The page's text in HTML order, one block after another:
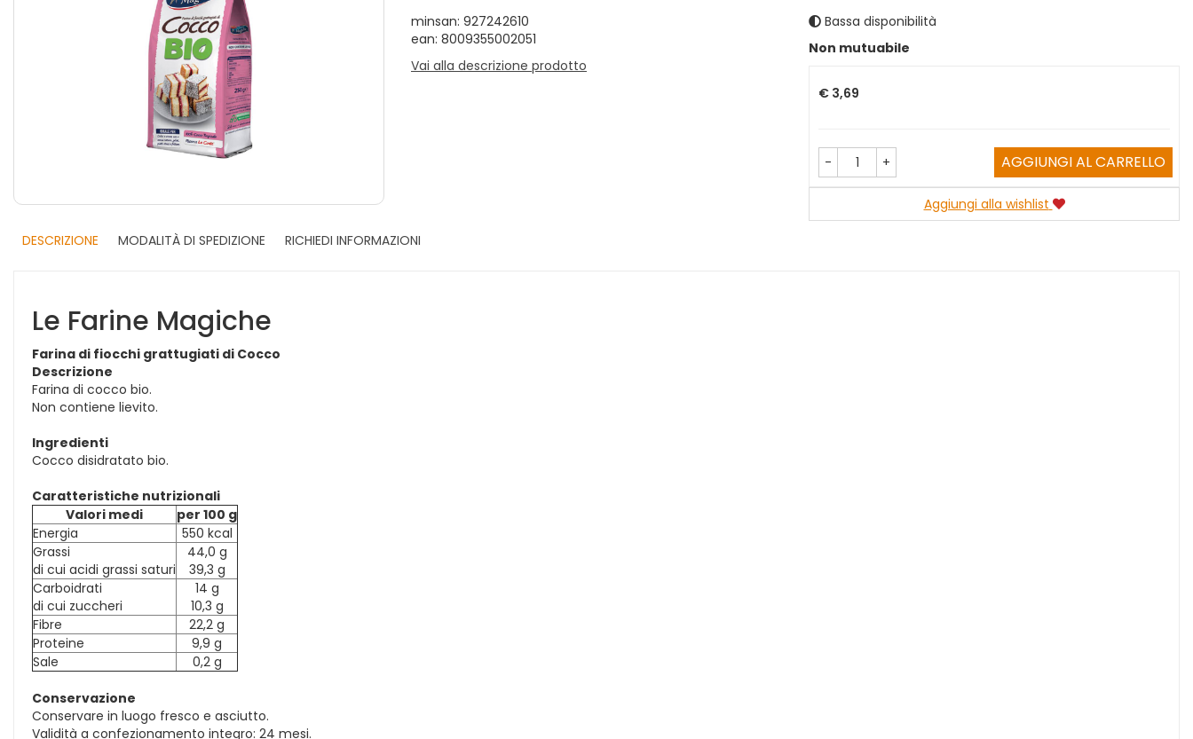
minsan: 927242610
ean: 8009355002051
Vai alla descrizione prodotto
Bassa disponibilità
Non mutuabile
Prezzo
€ 3,69
- + AGGIUNGI AL CARRELLO
Aggiungi alla wishlist
DESCRIZIONE MODALITÀ DI SPEDIZIONE RICHIEDI INFORMAZIONI
Le Farine Magiche
Farina di fiocchi grattugiati di Cocco
Descrizione
Farina di cocco bio.
Non contiene lievito.
Ingredienti
Cocco disidratato bio.
Caratteristiche nutrizionali
Valori medi
per 100 g
Energia
550 kcal
Grassi
di cui acidi grassi saturi
44,0 g
39,3 g
Carboidrati
di cui zuccheri
14 g
10,3 g
Fibre
22,2 g
Proteine
9,9 g
Sale
0,2 g
Conservazione
Conservare in luogo fresco e asciutto.
Validità a confezionamento integro: 24 mesi.